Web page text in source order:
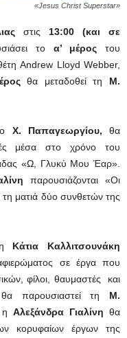
«Jesus Christ Superstar»
στις 13:00
(και σε
το α’ μέρος του
Andrew Lloyd Webber,
θα μεταδοθεί τη Μ.
Χ. Παπαγεωργίου, θα
μέσα στο χρόνο του
«Ω, Γλυκύ Μου Έαρ».
παρουσιάζονται «Οι
ματιά δύο συνθετών της
Κάτια Καλλιτσουνάκη
σε έργα που
φίλοι, θαυμαστές και
παρουσιαστεί τη Μ.
, η Αλεξάνδρα Γιαλίνη θα
κορυφαίων έργων της